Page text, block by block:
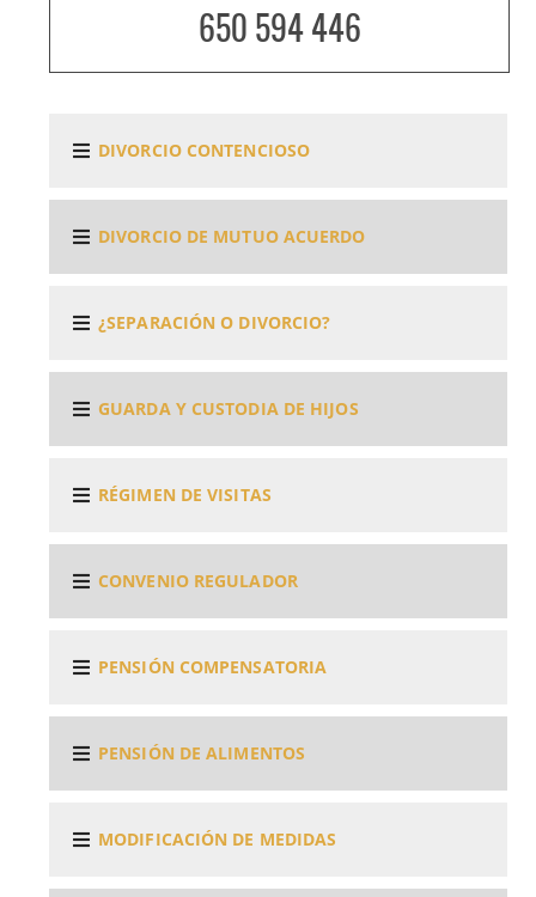
650 594 446
DIVORCIO CONTENCIOSO
DIVORCIO DE MUTUO ACUERDO
¿SEPARACIÓN O DIVORCIO?
GUARDA Y CUSTODIA DE HIJOS
RÉGIMEN DE VISITAS
CONVENIO REGULADOR
PENSIÓN COMPENSATORIA
PENSIÓN DE ALIMENTOS
MODIFICACIÓN DE MEDIDAS